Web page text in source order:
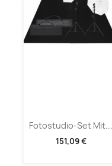
Fotostudio-Set Mit...
151,09 €